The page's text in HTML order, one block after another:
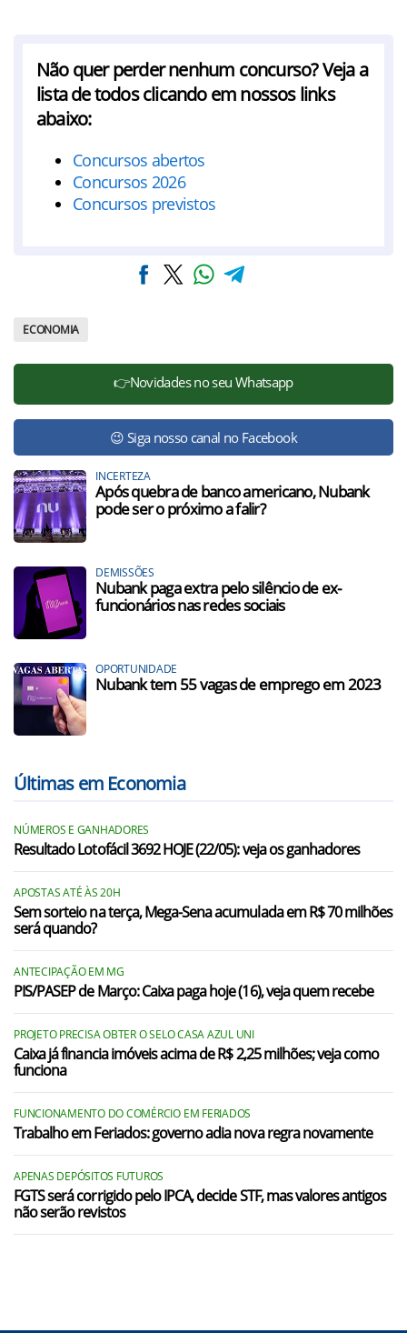
Não quer perder nenhum concurso? Veja a
lista de todos clicando em nossos links
abaixo:
Concursos abertos
Concursos 2026
Concursos previstos
ECONOMIA
👉Novidades no seu Whatsapp
😉 Siga nosso canal no Facebook
INCERTEZA
Após quebra de banco americano, Nubank
pode ser o próximo a falir?
DEMISSÕES
Nubank paga extra pelo silêncio de ex-
funcionários nas redes sociais
OPORTUNIDADE
Nubank tem 55 vagas de emprego em 2023
Últimas em Economia
NÚMEROS E GANHADORES
Resultado Lotofácil 3692 HOJE (22/05): veja os ganhadores
APOSTAS ATÉ ÀS 20H
Sem sorteio na terça, Mega-Sena acumulada em R$ 70 milhões
será quando?
ANTECIPAÇÃO EM MG
PIS/PASEP de Março: Caixa paga hoje (16), veja quem recebe
PROJETO PRECISA OBTER O SELO CASA AZUL UNI
Caixa já financia imóveis acima de R$ 2,25 milhões; veja como
funciona
FUNCIONAMENTO DO COMÉRCIO EM FERIADOS
Trabalho em Feriados: governo adia nova regra novamente
APENAS DEPÓSITOS FUTUROS
FGTS será corrigido pelo IPCA, decide STF, mas valores antigos
não serão revistos